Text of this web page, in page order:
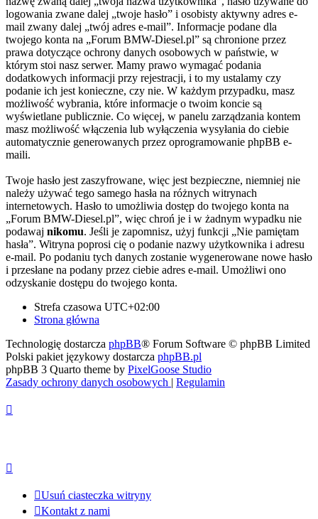
logowania zwane dalej „twoje hasło” i osobisty aktywny adres e-
mail zwany dalej „twój adres e-mail”. Informacje podane dla
twojego konta na „Forum BMW-Diesel.pl” są chronione przez
prawa dotyczące ochrony danych osobowych w państwie, w
którym stoi nasz serwer. Mamy prawo wymagać podania
dodatkowych informacji przy rejestracji, i to my ustalamy czy
podanie ich jest konieczne, czy nie. W każdym przypadku, masz
możliwość wybrania, które informacje o twoim koncie są
wyświetlane publicznie. Co więcej, w panelu zarządzania kontem
masz możliwość włączenia lub wyłączenia wysyłania do ciebie
automatycznie generowanych przez oprogramowanie phpBB e-
maili.
Twoje hasło jest zaszyfrowane, więc jest bezpieczne, niemniej nie
należy używać tego samego hasła na różnych witrynach
internetowych. Hasło to umożliwia dostęp do twojego konta na
„Forum BMW-Diesel.pl”, więc chroń je i w żadnym wypadku nie
podawaj nikomu. Jeśli je zapomnisz, użyj funkcji „Nie pamiętam
hasła”. Witryna poprosi cię o podanie nazwy użytkownika i adresu
e-mail. Po podaniu tych danych zostanie wygenerowane nowe hasło
i przesłane na podany przez ciebie adres e-mail. Umożliwi ono
odzyskanie dostępu do twojego konta.
Strefa czasowa UTC+02:00
Strona główna
Technologię dostarcza phpBB® Forum Software © phpBB Limited
Polski pakiet językowy dostarcza phpBB.pl
phpBB 3 Quarto theme by PixelGoose Studio
Zasady ochrony danych osobowych | Regulamin
Usuń ciasteczka witryny
Kontakt z nami